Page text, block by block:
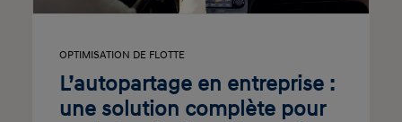
OPTIMISATION DE FLOTTE
L’autopartage en entreprise :
une solution complète pour